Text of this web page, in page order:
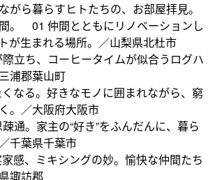
がら暮らすヒトたちの、お部屋拝見。
。 01 仲間とともにリノベーションし
が生まれる場所。／山梨県北杜市
立ち、コーヒータイムが似合うログハ
浦郡葉山町
なる。好きなモノに囲まれながら、窮
。／大阪府大阪市
通。家主の“好き”をふんだんに、暮ら
千葉県千葉市
感、ミキシングの妙。愉快な仲間たち
諏訪郡